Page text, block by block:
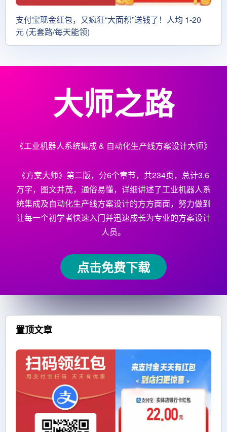
支付宝现金红包，又疯狂“大面积”送钱了！人均 1-20
元 (无套路/每天能领)
大师之路
《工业机器人系统集成 & 自动化生产线方案设计大师》
《方案大师》第二版，分6个章节，共234页，总计3.6
万字，图文并茂，通俗易懂，详细讲述了工业机器人系
统集成及自动化生产线方案设计的方方面面，努力做到
让每一个初学者快速入门并迅速成长为专业的方案设计
人员。
点击免费下载
置顶文章